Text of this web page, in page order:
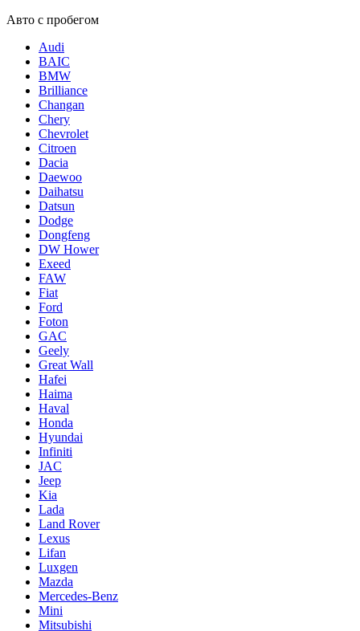
Авто с пробегом
Audi
BAIC
BMW
Brilliance
Changan
Chery
Chevrolet
Citroen
Dacia
Daewoo
Daihatsu
Datsun
Dodge
Dongfeng
DW Hower
Exeed
FAW
Fiat
Ford
Foton
GAC
Geely
Great Wall
Hafei
Haima
Haval
Honda
Hyundai
Infiniti
JAC
Jeep
Kia
Lada
Land Rover
Lexus
Lifan
Luxgen
Mazda
Mercedes-Benz
Mini
Mitsubishi